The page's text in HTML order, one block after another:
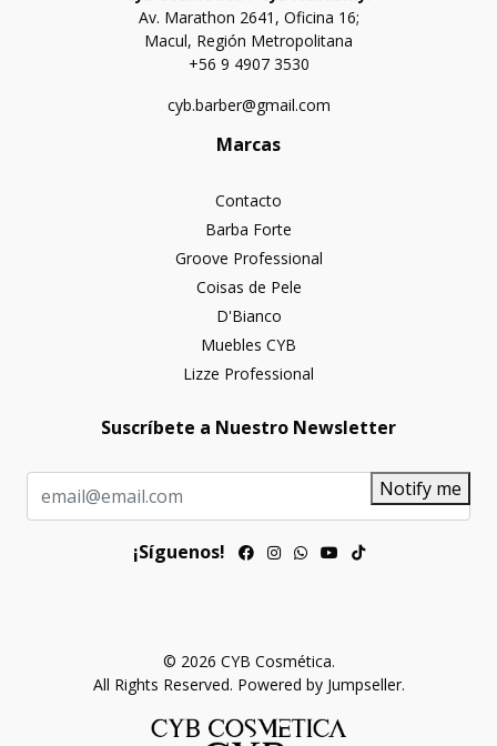
Av. Marathon 2641, Oficina 16;
Macul, Región Metropolitana
+56 9 4907 3530
cyb.barber@gmail.com
Marcas
Contacto
Barba Forte
Groove Professional
Coisas de Pele
D'Bianco
Muebles CYB
Lizze Professional
Suscríbete a Nuestro Newsletter
Notify me
¡Síguenos!
© 2026 CYB Cosmética.
All Rights Reserved. Powered by Jumpseller.